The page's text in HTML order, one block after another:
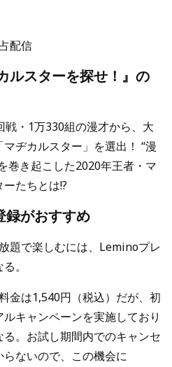
配信
ルスターを探せ！』の
・1万330組の漫才から、大
ヂカルスター」を選出！ “漫
巻き起こした2020年王者・マ
たちとは!?
がおすすめ
題で楽しむには、Leminoプレ
。
金は1,540円（税込）だが、初
キャンペーンを実施しており
。お試し期間内でのキャンセ
ないので、この機会に